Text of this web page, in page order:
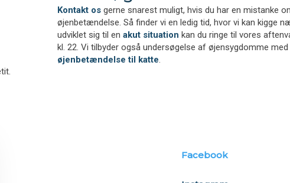
Kontakt osgerne snarest muligt, hvis du har en mistanke
øjenbetændelse. Så finder vi en ledig tid, hvor vi kan kigge
udviklet sig til en ​akut​ situation kan du ringe til vores
kl. 22. Vi tilbyder også undersøgelse af øjensygdomme med
øjenbetændelse til katte
Facebook